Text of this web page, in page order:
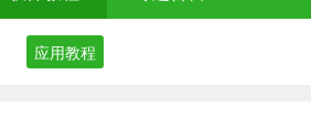
应用教程